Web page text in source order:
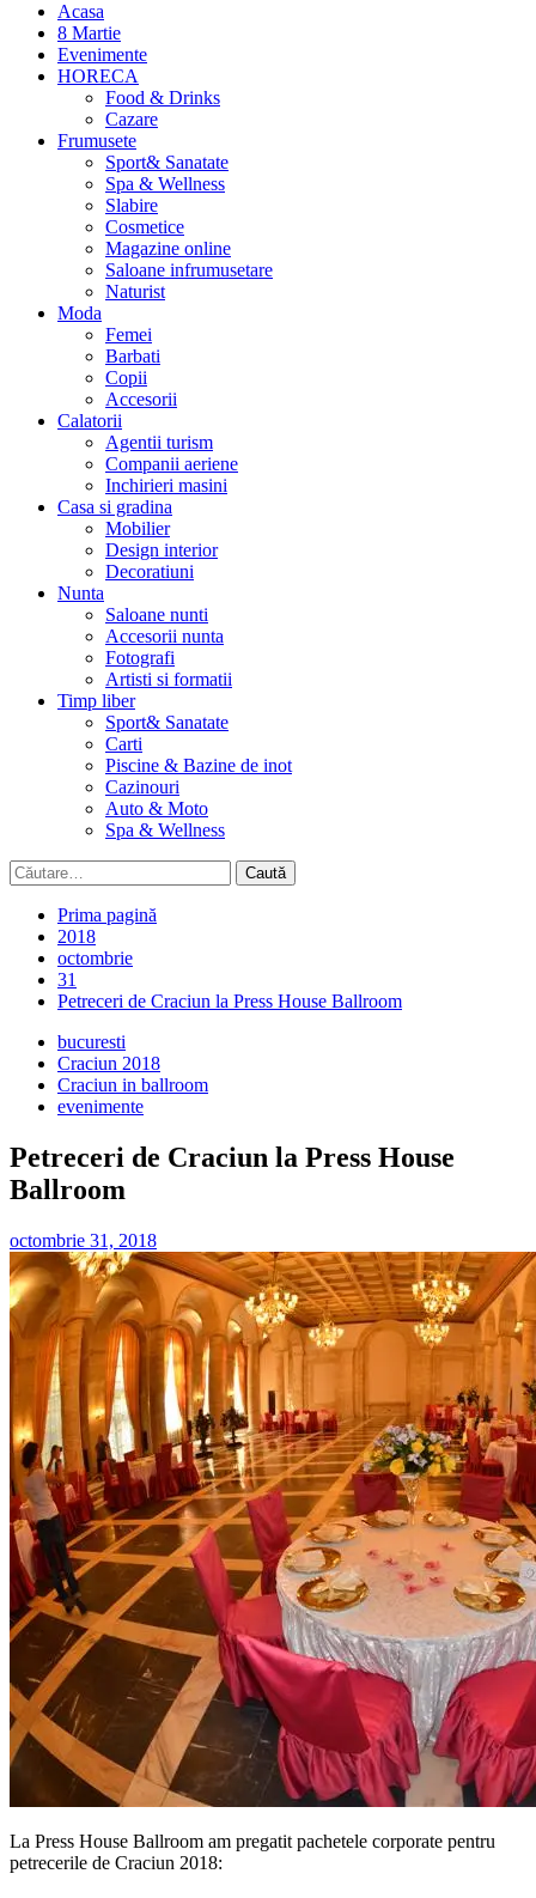
Acasa
8 Martie
Evenimente
HORECA
Food & Drinks
Cazare
Frumusete
Sport& Sanatate
Spa & Wellness
Slabire
Cosmetice
Magazine online
Saloane infrumusetare
Naturist
Moda
Femei
Barbati
Copii
Accesorii
Calatorii
Agentii turism
Companii aeriene
Inchirieri masini
Casa si gradina
Mobilier
Design interior
Decoratiuni
Nunta
Saloane nunti
Accesorii nunta
Fotografi
Artisti si formatii
Timp liber
Sport& Sanatate
Carti
Piscine & Bazine de inot
Cazinouri
Auto & Moto
Spa & Wellness
Caută
după:
Prima pagină
2018
octombrie
31
Petreceri de Craciun la Press House Ballroom
bucuresti
Craciun 2018
Craciun in ballroom
evenimente
Petreceri de Craciun la Press House
Ballroom
octombrie 31, 2018
La Press House Ballroom am pregatit pachetele corporate pentru
petrecerile de Craciun 2018: